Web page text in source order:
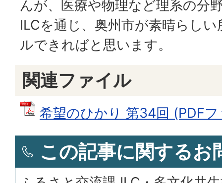
んが、医療や物理など理系の分
ILCを通じ、奥州市が素晴らし
ルできればと思います。
関連ファイル
希望のひかり 第34回 (PDF
この記事に関するお